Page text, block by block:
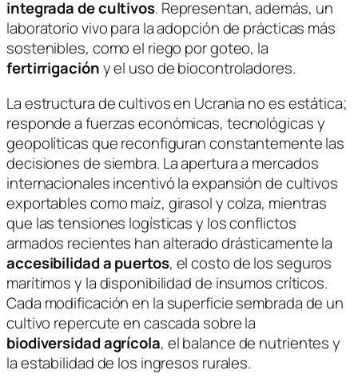
integrada de cultivos. Representan, además, un
laboratorio vivo para la adopción de prácticas más
sostenibles, como el riego por goteo, la
fertirrigacióny el uso de biocontroladores.
La estructura de cultivos en Ucrania no es estática;
responde a fuerzas económicas, tecnológicas y
geopolíticas que reconfiguran constantemente las
decisiones de siembra. La apertura a mercados
internacionales incentivó la expansión de cultivos
exportables como maíz, girasol y colza, mientras
que las tensiones logísticas y los conflictos
armados recientes han alterado drásticamente la
accesibilidad a puertos, el costo de los seguros
marítimos y la disponibilidad de insumos críticos.
Cada modificación en la superficie sembrada de un
cultivo repercute en cascada sobre la
biodiversidad agrícola, el balance de nutrientes y
la estabilidad de los ingresos rurales.